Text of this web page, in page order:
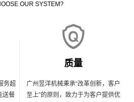
OUR SYSTEM?
务超
送餐
质量
广州昱洋机械秉承“改革创新，客户
至上”的原则，致力于为客户提供优